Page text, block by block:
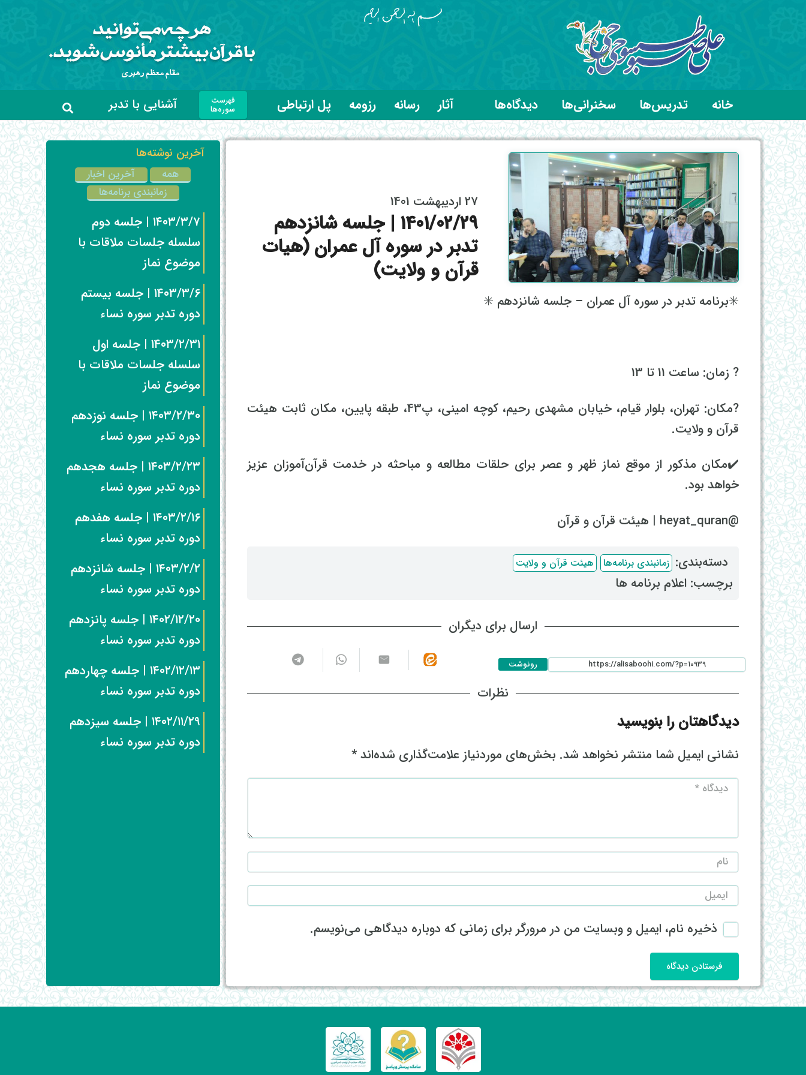
خانه تدریس‌ها سخنرانی‌ها دیدگاه‌ها آثار رسانه رزومه پل ارتباطی فهرست
سوره‌ها آشنایی با تدبر
27 اردیبهشت 1401
1401/02/29 | جلسه شانزدهم
تدبر در سوره آل عمران (هیات
قرآن و ولایت)
✳️برنامه تدبر در سوره آل عمران – جلسه شانزدهم ✳️
? زمان: ساعت 11 تا 13
?مکان: تهران، بلوار قیام، خیابان مشهدی رحیم، کوچه امینی، پ43، طبقه پایین، مکان ثابت هیئت
قرآن و ولایت.
✔️مکان مذکور از موقع نماز ظهر و عصر برای حلقات مطالعه و مباحثه در خدمت قرآن‌آموزان عزیز
خواهد بود.
@heyat_quran | هیئت قرآن و قرآن
دسته‌بندی: ‌زمانبندی برنامه‌ها هیئت قرآن و ولایت
برچسب: ‌ اعلام برنامه ها
ارسال برای دیگران
رونوشت
نظرات
دیدگاهتان را بنویسید
نشانی ایمیل شما منتشر نخواهد شد. بخش‌های موردنیاز علامت‌گذاری شده‌اند*
ذخیره نام، ایمیل و وبسایت من در مرورگر برای زمانی که دوباره دیدگاهی می‌نویسم.
فرستادن دیدگاه
آخرین نوشته‌ها
همه
آخرین اخبار
زمانبندی برنامه‌ها
۱۴۰۳/۳/۷ | جلسه دوم
سلسله جلسات ملاقات با
موضوع نماز
۱۴۰۳/۳/۶ | جلسه بیستم
دوره تدبر سوره نساء
۱۴۰۳/۲/۳۱ | جلسه اول
سلسله جلسات ملاقات با
موضوع نماز
۱۴۰۳/۲/۳۰ | جلسه نوزدهم
دوره تدبر سوره نساء
۱۴۰۳/۲/۲۳ | جلسه هجدهم
دوره تدبر سوره نساء
۱۴۰۳/۲/۱۶ | جلسه هفدهم
دوره تدبر سوره نساء
۱۴۰۳/۲/۲ | جلسه شانزدهم
دوره تدبر سوره نساء
۱۴۰۲/۱۲/۲۰ | جلسه پانزدهم
دوره تدبر سوره نساء
۱۴۰۲/۱۲/۱۳ | جلسه چهاردهم
دوره تدبر سوره نساء
۱۴۰۲/۱۱/۲۹ | جلسه سیزدهم
دوره تدبر سوره نساء